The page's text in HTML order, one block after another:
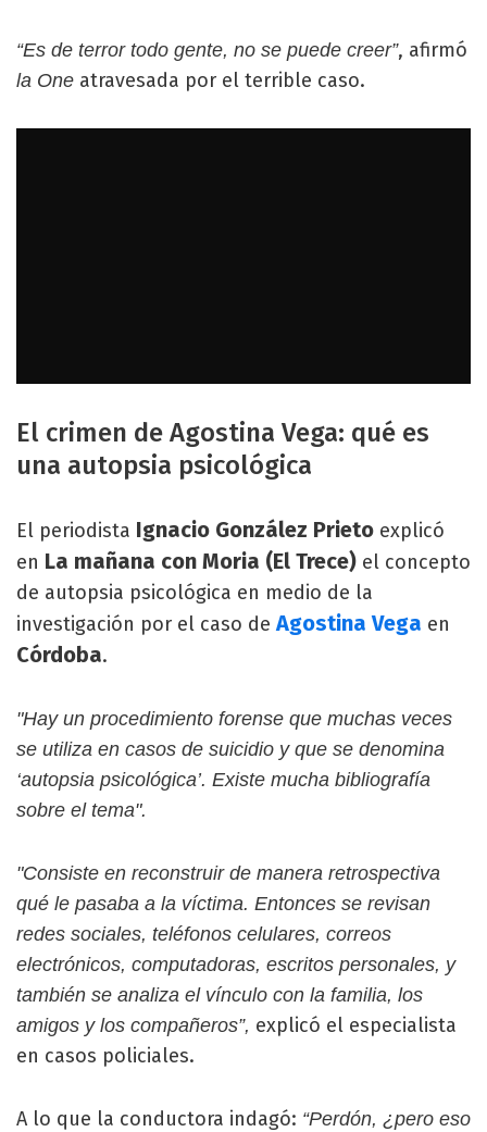
“Es de terror todo gente, no se puede creer”, afirmó
la One atravesada por el terrible caso.
El crimen de Agostina Vega: qué es
una autopsia psicológica
El periodista Ignacio González Prieto explicó
en La mañana con Moria (El Trece) el concepto
de autopsia psicológica en medio de la
investigación por el caso deAgostina Vega en
Córdoba.
"Hay un procedimiento forense que muchas veces
se utiliza en casos de suicidio y que se denomina
‘autopsia psicológica’. Existe mucha bibliografía
sobre el tema".
"Consiste en reconstruir de manera retrospectiva
qué le pasaba a la víctima. Entonces se revisan
redes sociales, teléfonos celulares, correos
electrónicos, computadoras, escritos personales, y
también se analiza el vínculo con la familia, los
amigos y los compañeros”, explicó el especialista
en casos policiales.
A lo que la conductora indagó: “Perdón, ¿pero eso